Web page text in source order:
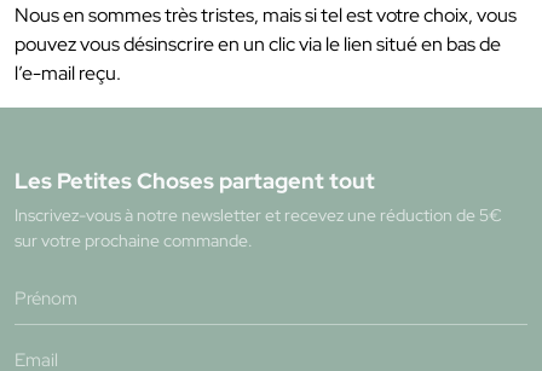
Nous en sommes très tristes, mais si tel est votre choix, vous
pouvez vous désinscrire en un clic via le lien situé en bas de
l’e-mail reçu.
Les Petites Choses partagent tout
Inscrivez-vous à notre newsletter et recevez une réduction de 5€
sur votre prochaine commande.